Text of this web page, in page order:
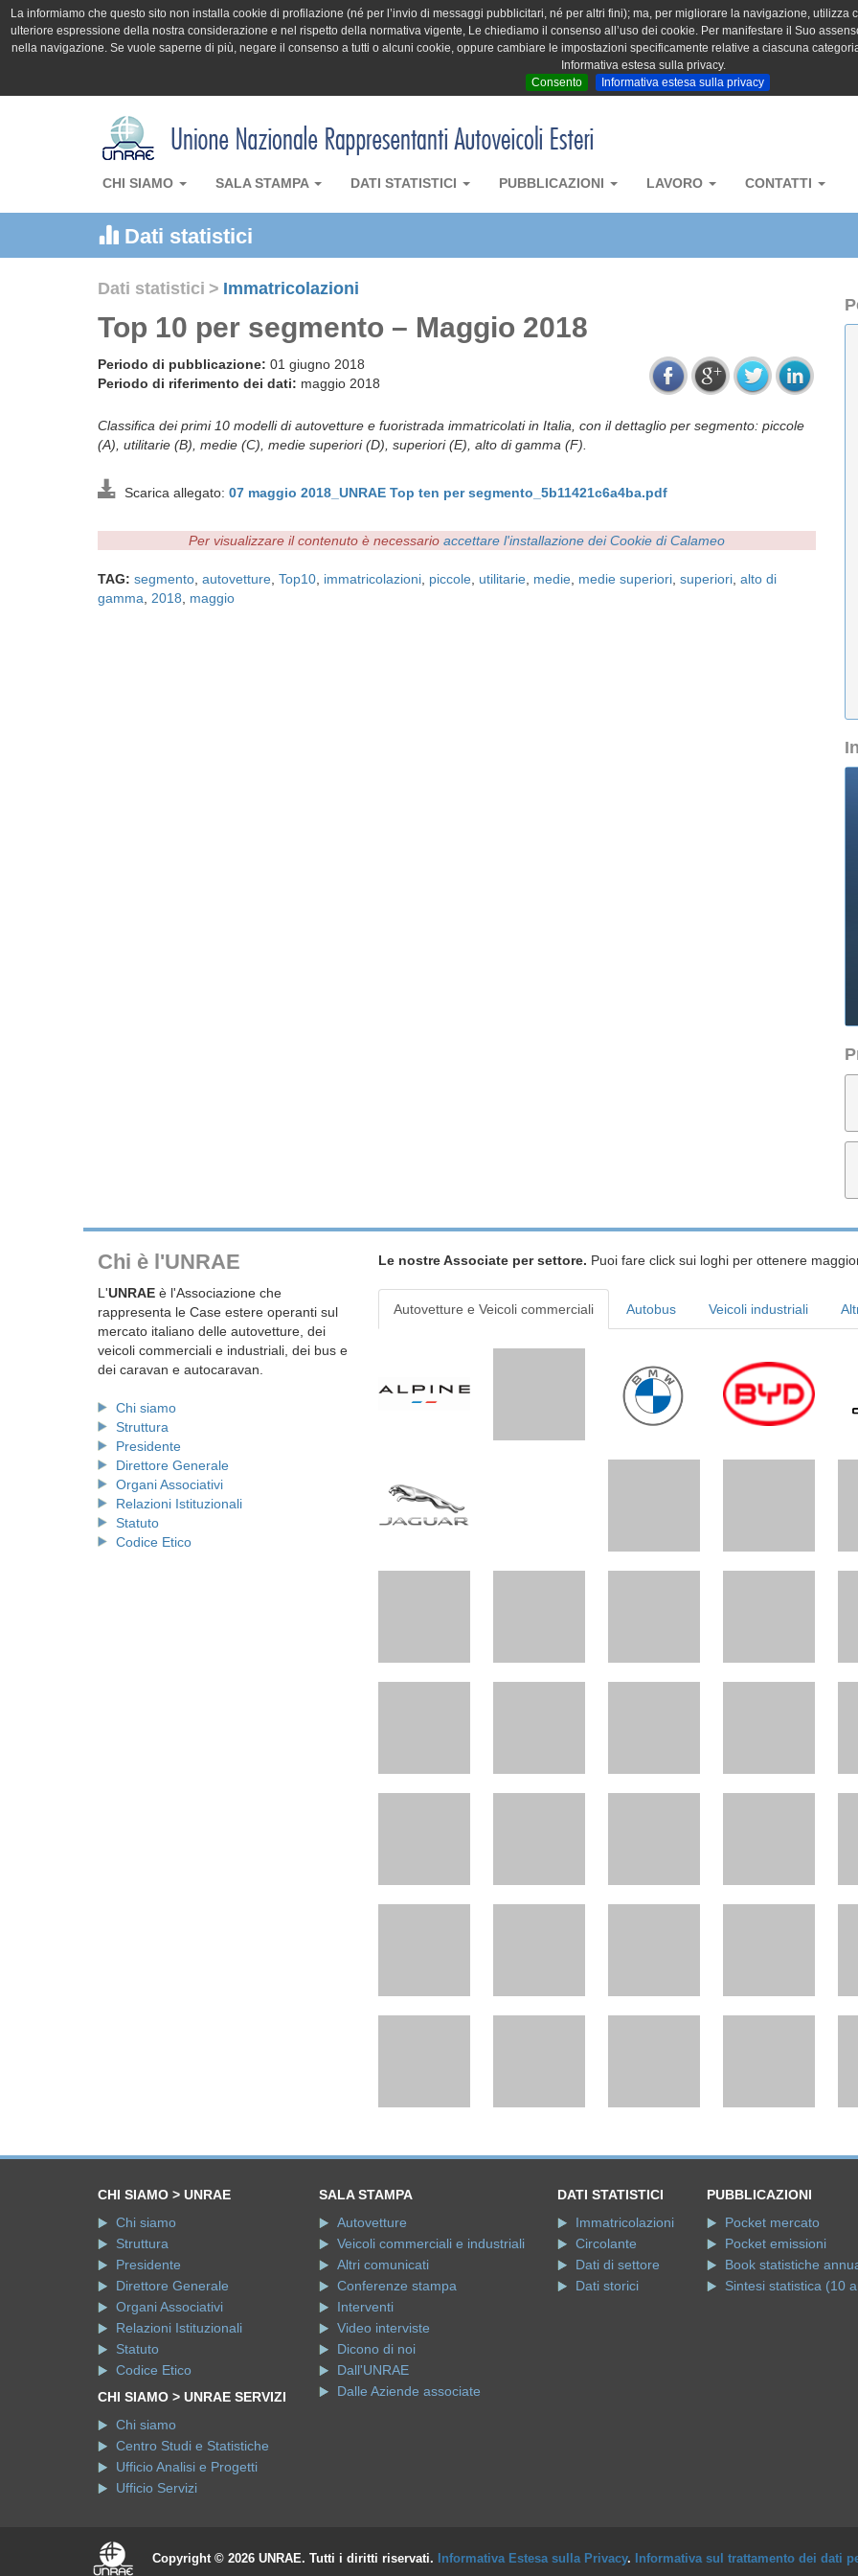
La informiamo che questo sito non installa cookie di profilazione (né per l’invio di messaggi pubblicitari, né per altri fini); ma, per migliorare la navigazione,
ulteriore espressione della nostra considerazione e nel rispetto della normativa vigente, Le chiediamo il consenso all’uso dei cookie. Per manifestare il Suo
nella navigazione. Se vuole saperne di più, negare il consenso a tutti o alcuni cookie, oppure cambiare le impostazioni specificamente relative a ciascuna
Informativa estesa sulla privacy.
Consento
Informativa estesa sulla privacy
CHI SIAMO SALA STAMPA DATI STATISTICI PUBBLICAZIONI LAVORO CONTATTI
Dati statistici
Dati statistici > Immatricolazioni
Top 10 per segmento – Maggio 2018
Periodo di pubblicazione: 01 giugno 2018
Periodo di riferimento dei dati: maggio 2018
Classifica dei primi 10 modelli di autovetture e fuoristrada immatricolati in Italia, con il dettaglio per segmento: piccole
(A), utilitarie (B), medie (C), medie superiori (D), superiori (E), alto di gamma (F).
Scarica allegato: 07 maggio 2018_UNRAE Top ten per segmento_5b11421c6a4ba.pdf
Per visualizzare il contenuto è necessario accettare l'installazione dei Cookie di Calameo
TAG: segmento autovetture Top10 immatricolazioni piccole utilitarie medie medie superiori superiori alto di
gamma
2018 maggio
Chi è l'UNRAE
L'UNRAE è l'Associazione che
rappresenta le Case estere operanti sul
mercato italiano delle autovetture, dei
veicoli commerciali e industriali, dei bus e
dei caravan e autocaravan.
Chi siamo
Struttura
Presidente
Direttore Generale
Organi Associativi
Relazioni Istituzionali
Statuto
Codice Etico
Le nostre Associate per settore. Puoi fare click sui loghi per ottenere
Autovetture e Veicoli commerciali Autobus Veicoli industriali
CHI SIAMO > UNRAE
Chi siamo
Struttura
Presidente
Direttore Generale
Organi Associativi
Relazioni Istituzionali
Statuto
Codice Etico
CHI SIAMO > UNRAE SERVIZI
Chi siamo
Centro Studi e Statistiche
Ufficio Analisi e Progetti
Ufficio Servizi
SALA STAMPA
Autovetture
Veicoli commerciali e industriali
Altri comunicati
Conferenze stampa
Interventi
Video interviste
Dicono di noi
Dall'UNRAE
Dalle Aziende associate
DATI STATISTICI
Immatricolazioni
Circolante
Dati di settore
Dati storici
PUBBLICAZIONI
Pocket mercato
Pocket emissioni
Book statistiche
Sintesi statistica (10
Copyright © 2026 UNRAE. Tutti i diritti riservati. Informativa Estesa sulla Privacy. Informativa sul trattamento dei dati